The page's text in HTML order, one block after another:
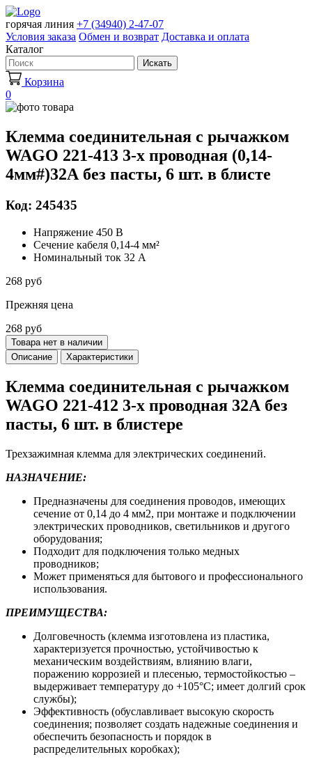
горячая линия +7 (34940) 2-47-07
Условия заказа Обмен и возврат Доставка и оплата
Каталог
Искать
Корзина
0
Клемма соединительная с рычажком
WAGO 221-413 3-х проводная (0,14-
4мм#)32А без пасты, 6 шт. в блисте
Код: 245435
Напряжение 450 В
Сечение кабеля 0,14-4 мм²
Номинальный ток 32 А
268 руб
Прежняя цена
268 руб
Товара нет в наличии
Описание
Характеристики
Клемма соединительная с рычажком
WAGO 221-412 3-х проводная 32А без
пасты, 6 шт. в блистере
Трехзажимная клемма для электрических соединений.
НАЗНАЧЕНИЕ:
Предназначены для соединения проводов, имеющих
сечение от 0,14 до 4 мм2, при монтаже и подключении
электрических проводников, светильников и другого
оборудования;
Подходит для подключения только медных
проводников;
Может применяться для бытового и профессионального
использования.
ПРЕИМУЩЕСТВА:
Долговечность (клемма изготовлена из пластика,
характеризуется прочностью, устойчивостью к
механическим воздействиям, влиянию влаги,
поражению коррозией и плесенью, термостойкостью –
выдерживает температуру до +105°С; имеет долгий срок
службы);
Эффективность (обуславливает высокую скорость
соединения; позволяет создать надежные соединения и
обеспечить безопасность и порядок в
распределительных коробках);